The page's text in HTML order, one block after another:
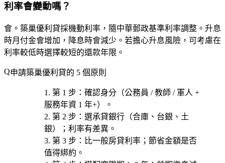
利率會變動嗎？
會。築巢優利貸採機動利率，隨中華郵政基準利率調整。升息
時月付金會增加，降息時會減少。若擔心升息風險，可考慮在
利率較低時選擇較短的還款年限。
申請築巢優利貸的 5 個原則
第 1 步 ：確認身分 （公務員 / 教師 / 軍人 +
服務年資 1 年+）。
第 2 步 ：選承貸銀行 （合庫、台銀、土
銀）；利率有差異。
第 3 步 ： 比一般房貸利率 ；節省金額是否
值得綁約。